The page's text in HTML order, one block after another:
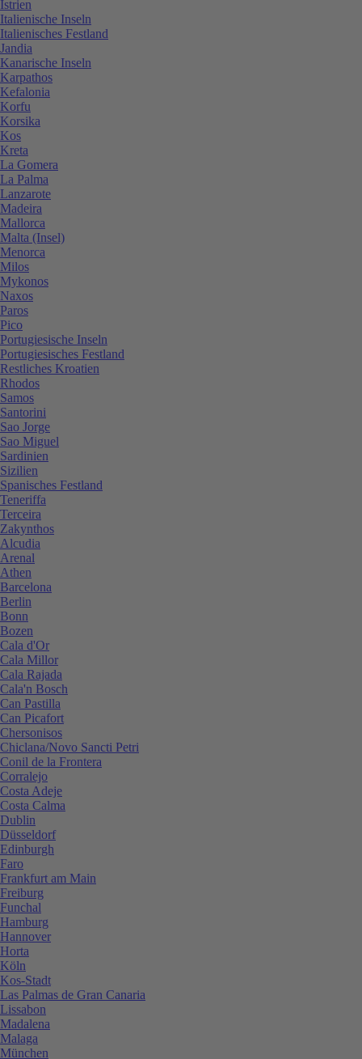
Istrien
Italienische Inseln
Italienisches Festland
Jandia
Kanarische Inseln
Karpathos
Kefalonia
Korfu
Korsika
Kos
Kreta
La Gomera
La Palma
Lanzarote
Madeira
Mallorca
Malta (Insel)
Menorca
Milos
Mykonos
Naxos
Paros
Pico
Portugiesische Inseln
Portugiesisches Festland
Restliches Kroatien
Rhodos
Samos
Santorini
Sao Jorge
Sao Miguel
Sardinien
Sizilien
Spanisches Festland
Teneriffa
Terceira
Zakynthos
Alcudia
Arenal
Athen
Barcelona
Berlin
Bonn
Bozen
Cala d'Or
Cala Millor
Cala Rajada
Cala'n Bosch
Can Pastilla
Can Picafort
Chersonisos
Chiclana/Novo Sancti Petri
Conil de la Frontera
Corralejo
Costa Adeje
Costa Calma
Dublin
Düsseldorf
Edinburgh
Faro
Frankfurt am Main
Freiburg
Funchal
Hamburg
Hannover
Horta
Köln
Kos-Stadt
Las Palmas de Gran Canaria
Lissabon
Madalena
Malaga
München